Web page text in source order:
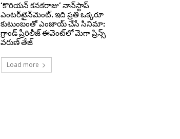
‘కొరియన్ కనకరాజు’ నాన్‌స్టాప్
ఎంటర్‌టైన్‌మెంట్. ఇది ప్రతి ఒక్కరూ
కుటుంబంతో ఎంజాయ్ చేసే సినిమా:
గ్రాండ్ ప్రీరిలీజ్ ఈవెంట్‌లో మెగా ప్రిన్స్
వరుణ్ తేజ్
Load more